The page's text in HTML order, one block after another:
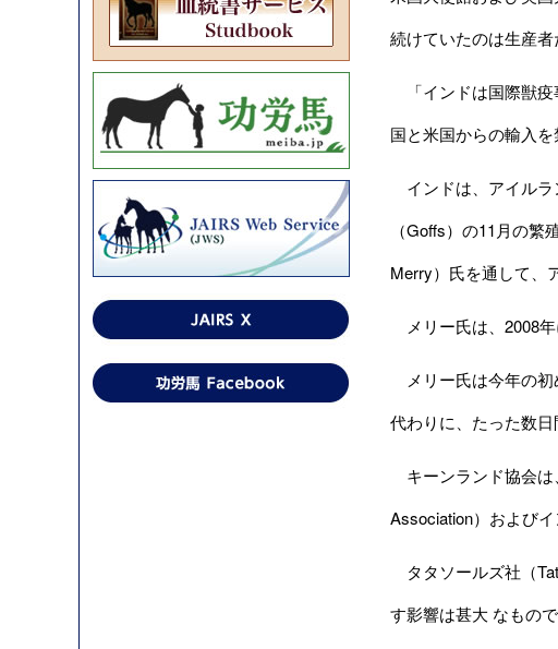
続けていたのは生産者
「インドは国際獣疫
国と米国からの輸入を
インドは、アイルラ
（Goffs）の11月の
Merry）氏を通して、
メリー氏は、2008年
メリー氏は今年の初
代わりに、たった数
キーンランド協会は
Association）および
タタソールズ社（
す影響は甚大 なもの